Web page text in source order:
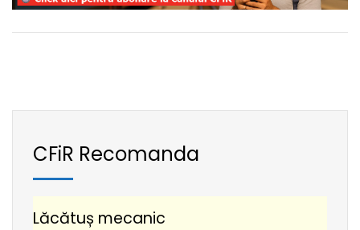
CFiR Recomanda
Lăcătuș mecanic